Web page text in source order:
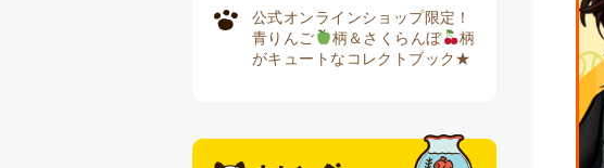
公式オンラインショップ限定！
青りんご
柄＆さくらんぼ
柄
がキュートなコレクトブック★